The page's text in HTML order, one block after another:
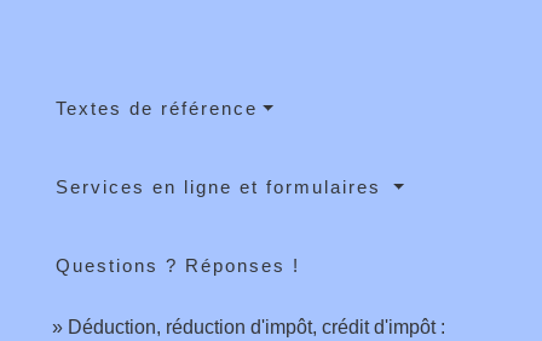
Textes de référence
Services en ligne et formulaires
Questions ? Réponses !
Déduction, réduction d'impôt, crédit d'impôt :